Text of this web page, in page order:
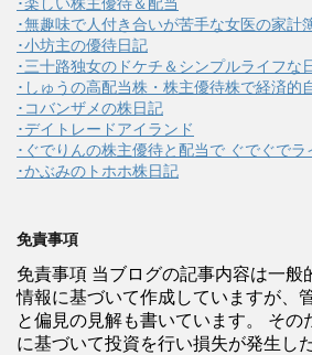
･無趣味で人付き合いが苦手な女医の家計
･小坊主の優待日記
･三十路独女のドケチ＆シンプルライフな
･しゅうの高配当株・株主優待株で経済的
･コバンザメの株日記
･デイトレードアイランド
･ぐでりんの株主優待と配当で ぐでぐでラ
･かぶみのトホホ株日記
免責事項
免責事項 当ブログの記事内容は一般
情報に基づいて作成していますが、
と偏見の見解も書いています。 その
に基づいて投資を行い損失が発生し